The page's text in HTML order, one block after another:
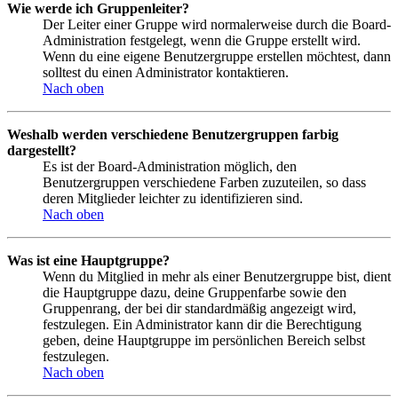
Wie werde ich Gruppenleiter?
Der Leiter einer Gruppe wird normalerweise durch die Board-
Administration festgelegt, wenn die Gruppe erstellt wird.
Wenn du eine eigene Benutzergruppe erstellen möchtest, dann
solltest du einen Administrator kontaktieren.
Nach oben
Weshalb werden verschiedene Benutzergruppen farbig
dargestellt?
Es ist der Board-Administration möglich, den
Benutzergruppen verschiedene Farben zuzuteilen, so dass
deren Mitglieder leichter zu identifizieren sind.
Nach oben
Was ist eine Hauptgruppe?
Wenn du Mitglied in mehr als einer Benutzergruppe bist, dient
die Hauptgruppe dazu, deine Gruppenfarbe sowie den
Gruppenrang, der bei dir standardmäßig angezeigt wird,
festzulegen. Ein Administrator kann dir die Berechtigung
geben, deine Hauptgruppe im persönlichen Bereich selbst
festzulegen.
Nach oben